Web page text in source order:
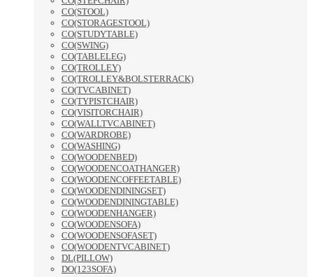
CO(STOOL)
CO(STORAGESTOOL)
CO(STUDYTABLE)
CO(SWING)
CO(TABLELEG)
CO(TROLLEY)
CO(TROLLEY&BOLSTERRACK)
CO(TVCABINET)
CO(TYPISTCHAIR)
CO(VISITORCHAIR)
CO(WALLTVCABINET)
CO(WARDROBE)
CO(WASHING)
CO(WOODENBED)
CO(WOODENCOATHANGER)
CO(WOODENCOFFEETABLE)
CO(WOODENDININGSET)
CO(WOODENDININGTABLE)
CO(WOODENHANGER)
CO(WOODENSOFA)
CO(WOODENSOFASET)
CO(WOODENTVCABINET)
DL(PILLOW)
DO(123SOFA)